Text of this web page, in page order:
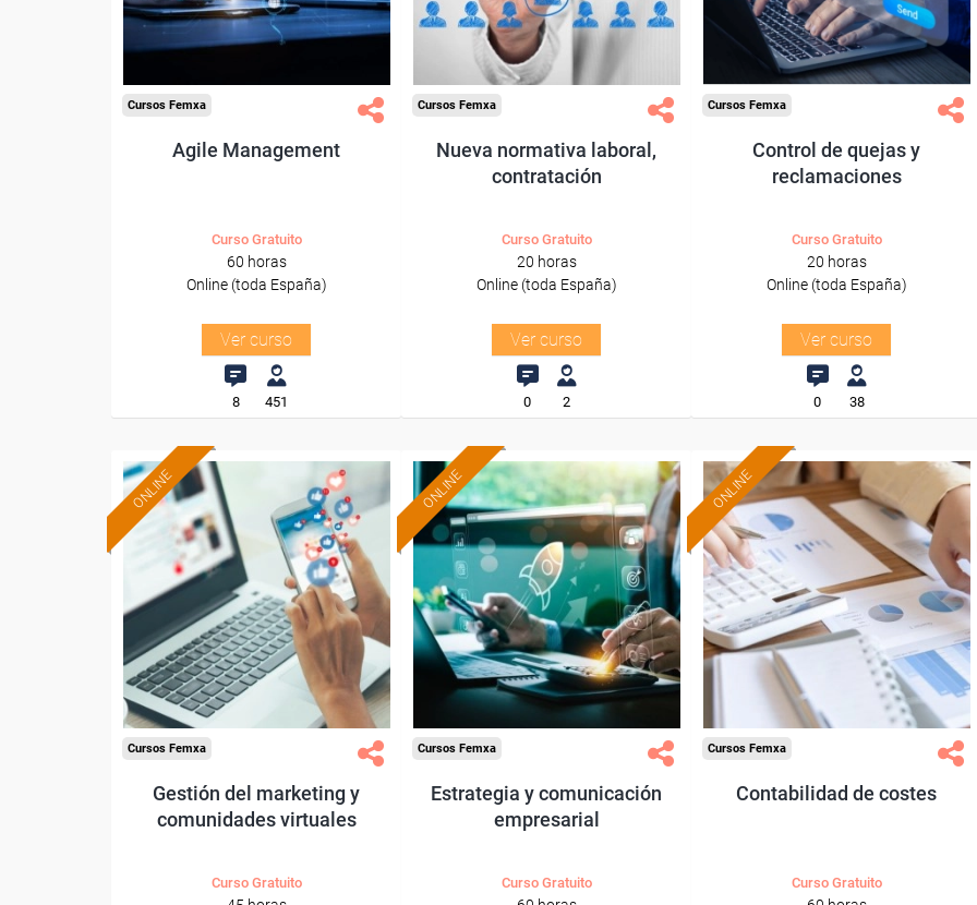
Sector
-Administración.
Cursos Femxa
Agile Management
Curso Gratuito
60 horas
Online (toda España)
Ver curso
8 451
Sector
-Administración.
Cursos Femxa
Nueva normativa laboral,
contratación
Curso Gratuito
20 horas
Online (toda España)
Ver curso
0 2
Sector
-Administración.
Cursos Femxa
Control de quejas y
reclamaciones
Curso Gratuito
20 horas
Online (toda España)
Ver curso
0 38
ONLINE
Formación 100%
subvencionada.
Para desempleados,
trabajadores y autónomos.
Sector
-Administración.
Cursos Femxa
Gestión del marketing y
comunidades virtuales
Curso Gratuito
ONLINE
Formación 100%
subvencionada.
Para desempleados,
trabajadores y autónomos.
Sector
-Administración.
Cursos Femxa
Estrategia y comunicación
empresarial
Curso Gratuito
ONLINE
Formación 100%
subvencionada.
Para desempleados,
trabajadores y autónomos.
Sector
-Administración.
Cursos Femxa
Contabilidad de costes
Curso Gratuito